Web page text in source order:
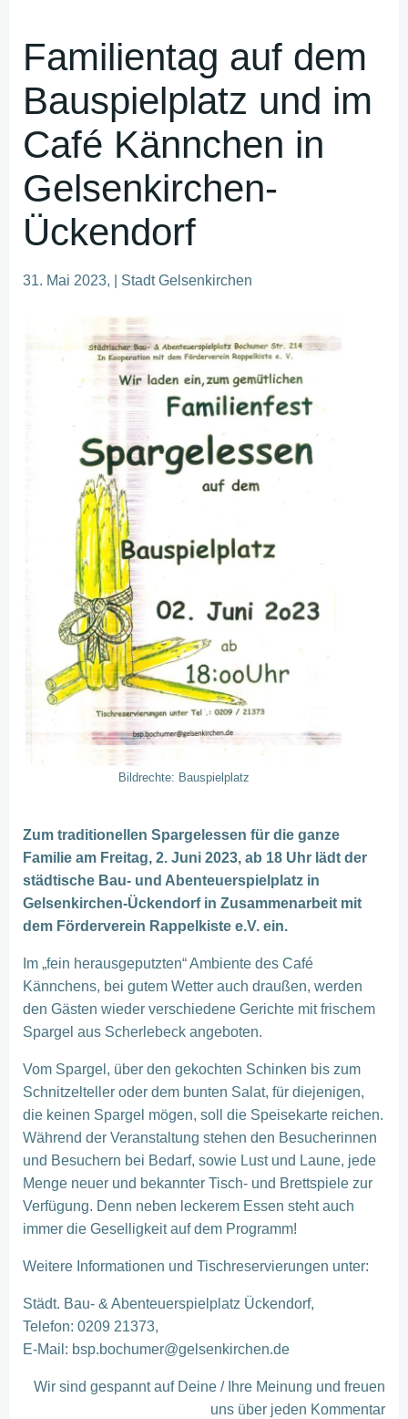
Familientag auf dem
Bauspielplatz und im
Café Kännchen in
Gelsenkirchen-
Ückendorf
31. Mai 2023, | Stadt Gelsenkirchen
Bildrechte: Bauspielplatz
Zum traditionellen Spargelessen für die ganze
Familie am Freitag, 2. Juni 2023, ab 18 Uhr lädt der
städtische Bau- und Abenteuerspielplatz in
Gelsenkirchen-Ückendorf in Zusammenarbeit mit
dem Förderverein Rappelkiste e.V. ein.
Im „fein herausgeputzten“ Ambiente des Café
Kännchens, bei gutem Wetter auch draußen, werden
den Gästen wieder verschiedene Gerichte mit frischem
Spargel aus Scherlebeck angeboten.
Vom Spargel, über den gekochten Schinken bis zum
Schnitzelteller oder dem bunten Salat, für diejenigen,
die keinen Spargel mögen, soll die Speisekarte reichen.
Während der Veranstaltung stehen den Besucherinnen
und Besuchern bei Bedarf, sowie Lust und Laune, jede
Menge neuer und bekannter Tisch- und Brettspiele zur
Verfügung. Denn neben leckerem Essen steht auch
immer die Geselligkeit auf dem Programm!
Weitere Informationen und Tischreservierungen unter:
Städt. Bau- & Abenteuerspielplatz Ückendorf,
Telefon: 0209 21373,
E-Mail: bsp.bochumer@gelsenkirchen.de
Wir sind gespannt auf Deine / Ihre Meinung und freuen
uns über jeden Kommentar